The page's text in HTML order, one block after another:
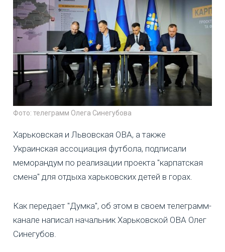
Фото: телеграмм Олега Синегубова
Харьковская и Львовская ОВА, а также
Украинская ассоциация футбола, подписали
меморандум по реализации проекта "карпатская
смена" для отдыха харьковских детей в горах.
Как передает "Думка", об этом в своем телеграмм-
канале написал начальник Харьковской ОВА Олег
Синегубов.